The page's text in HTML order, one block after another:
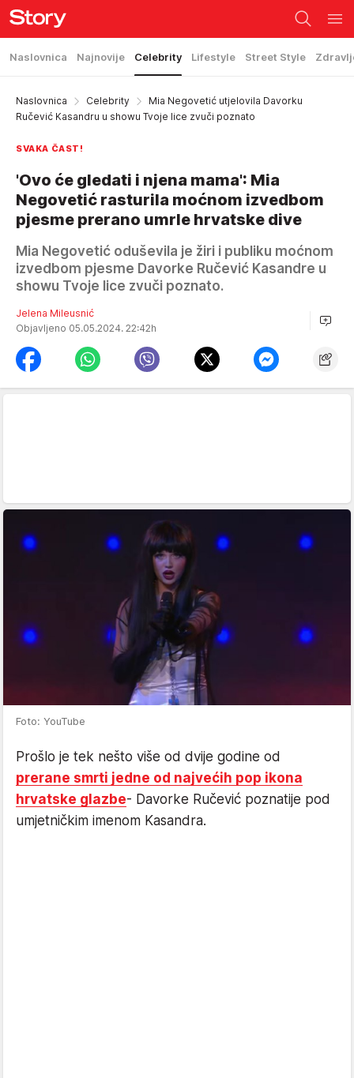
Naslovnica Najnovije Celebrity Lifestyle Street Style
Naslovnica Celebrity
Mia Negovetić utjelovila Davorku
Ručević Kasandru u showu Tvoje lice zvuči poznato
SVAKA ČAST!
'Ovo će gledati i njena mama': Mia
Negovetić rasturila moćnom izvedbom
pjesme prerano umrle hrvatske dive
Mia Negovetić oduševila je žiri i publiku moćnom
izvedbom pjesme Davorke Ručević Kasandre u
showu Tvoje lice zvuči poznato.
Jelena Mileusnić
Objavljeno 05.05.2024. 22:42h
Foto: YouTube
Prošlo je tek nešto više od dvije godine od
prerane smrti jedne od najvećih pop ikona
hrvatske glazbe- Davorke Ručević poznatije pod
umjetničkim imenom Kasandra.